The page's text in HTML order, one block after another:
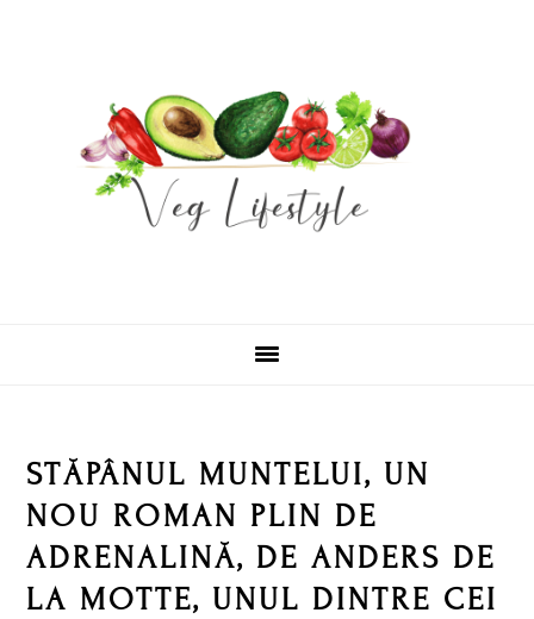
STĂPÂNUL MUNTELUI, UN
NOU ROMAN PLIN DE
ADRENALINĂ, DE ANDERS DE
LA MOTTE, UNUL DINTRE CEI